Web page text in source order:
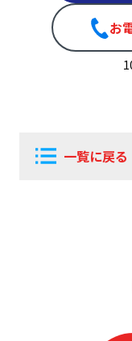
お
一覧に戻る